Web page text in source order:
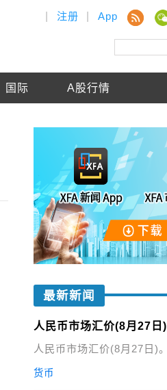
注册 App
国际 A股行情
最新新闻
人民币市场汇价(8月27日)
人民币市场汇价(8月27日)。
货币